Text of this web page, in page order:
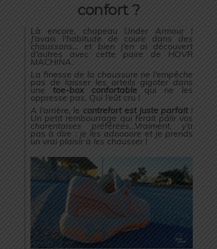
confort ?
Là encore, chapeau Under Armour !
J’avais l’habitude de courir dans des
chaussons… et bien j’en ai découvert
d’autres avec cette paire de HOVR
MACHINA.
La finesse de la chaussure ne l’empêche
pas de laisser les orteils gigoter dans
une toe-box confortablequi ne les
oppresse pas. Qui l’eût cru !
A l’arrière, le contrefort est juste parfait!
Un petit rembourrage qui ferait pâlir vos
charentaises préférées…Vraiment, y’a
pas à dire : je les adoooore et je prends
un vrai plaisir à les chausser !